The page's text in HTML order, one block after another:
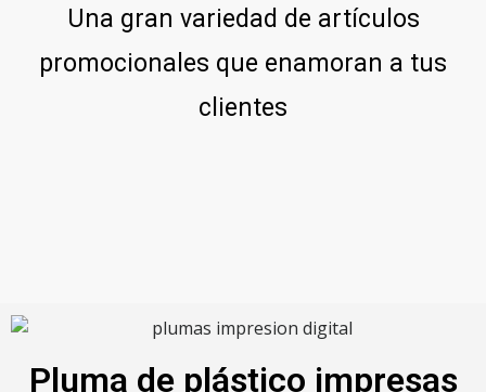
Una gran variedad de artículos
promocionales que enamoran a tus
clientes
Pluma de plástico impresas